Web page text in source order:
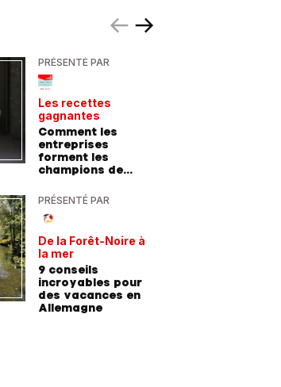
PRÉSENTÉ PAR
Les recettes
gagnantes
Comment les
entreprises
forment les
champions de
PRÉSENTÉ PAR
De la Forêt-Noire à
la mer
9 conseils
incroyables pour
des vacances en
Allemagne